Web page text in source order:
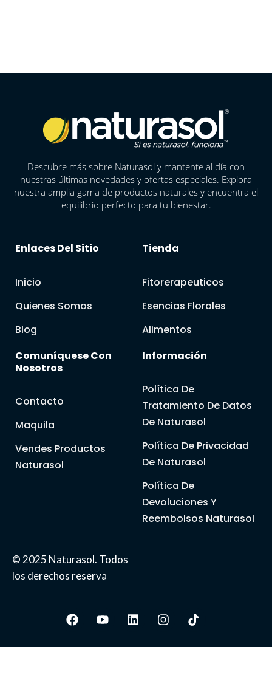
Descubre más sobre Naturasol y mantente al día con
nuestras últimas novedades y ofertas especiales. Explora
nuestra amplia gama de productos naturales y encuentra el
equilibrio perfecto para tu bienestar.
Enlaces Del Sitio
Inicio
Quienes Somos
Blog
Tienda
Fitorerapeuticos
Esencias Florales
Alimentos
Comuníquese Con
Nosotros
Contacto
Maquila
Vendes Productos
Naturasol
Información
Política De
Tratamiento De Datos
De Naturasol
Política De Privacidad
De Naturasol
Política De
Devoluciones Y
Reembolsos Naturasol
© 2025 Naturasol. Todos
los derechos reserva